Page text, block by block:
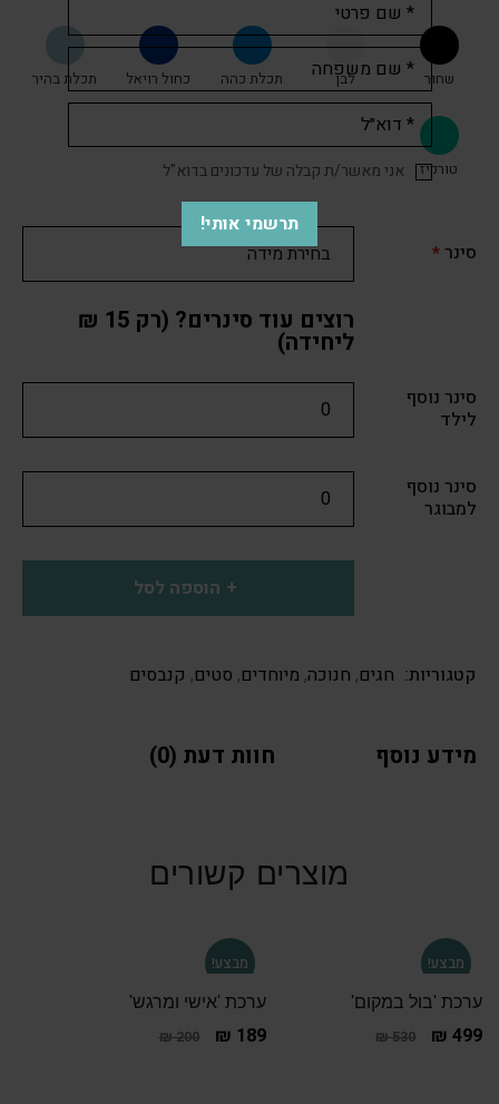
שחור לבן תכלת כהה כחול רויאל תכלת בהיר
טורקיז
סינר*
רוצים עוד סינרים? (רק 15 ₪
ליחידה)
סינר נוסף
לילד
סינר נוסף
למבוגר
הוספה לסל
קטגוריות: חגים, חנוכה, מיוחדים, סטים, קנבסים
מידע נוסף חוות דעת (0)
מוצרים קשורים
מבצע!
ערכת 'בול במקום'
₪530 ₪ 499
מבצע!
ערכת 'אישי ומרגש'
₪200 ₪ 189
אני מאשר/ת קבלה של עדכונים בדוא"ל
תרשמי אותי!